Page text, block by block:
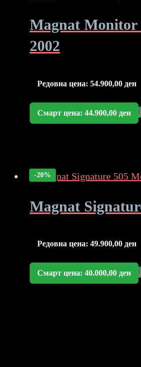
Magnat Monitor
2002
Редовна цена: 54.900,00 ден
Смарт цена: 44.900,00 ден
-20%
Magnat
Редовна цена: 49.900,00 ден
Смарт цена: 40.000,00 ден